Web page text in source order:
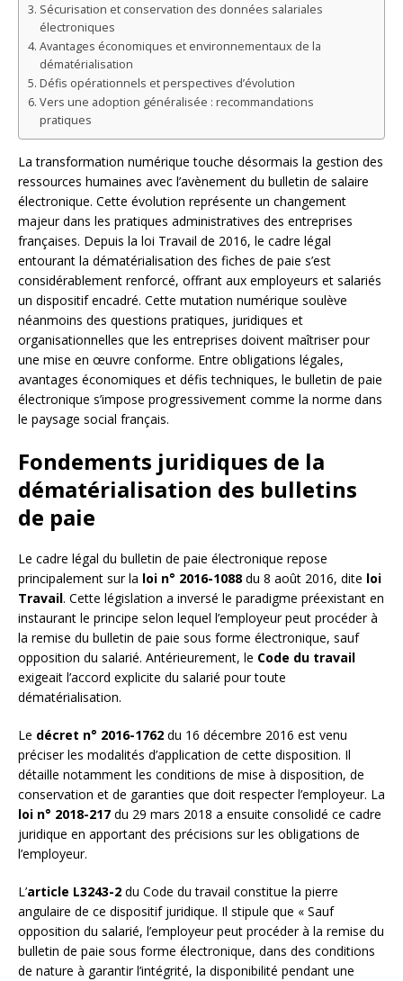
Sécurisation et conservation des données salariales
électroniques
Avantages économiques et environnementaux de la
dématérialisation
Défis opérationnels et perspectives d’évolution
Vers une adoption généralisée : recommandations
pratiques
La transformation numérique touche désormais la gestion des
ressources humaines avec l’avènement du bulletin de salaire
électronique. Cette évolution représente un changement
majeur dans les pratiques administratives des entreprises
françaises. Depuis la loi Travail de 2016, le cadre légal
entourant la dématérialisation des fiches de paie s’est
considérablement renforcé, offrant aux employeurs et salariés
un dispositif encadré. Cette mutation numérique soulève
néanmoins des questions pratiques, juridiques et
organisationnelles que les entreprises doivent maîtriser pour
une mise en œuvre conforme. Entre obligations légales,
avantages économiques et défis techniques, le bulletin de paie
électronique s’impose progressivement comme la norme dans
le paysage social français.
Fondements juridiques de la
dématérialisation des bulletins
de paie
Le cadre légal du bulletin de paie électronique repose
principalement sur la loi n° 2016-1088 du 8 août 2016, dite loi
Travail. Cette législation a inversé le paradigme préexistant en
instaurant le principe selon lequel l’employeur peut procéder à
la remise du bulletin de paie sous forme électronique, sauf
opposition du salarié. Antérieurement, le Code du travail
exigeait l’accord explicite du salarié pour toute
dématérialisation.
Le décret n° 2016-1762 du 16 décembre 2016 est venu
préciser les modalités d’application de cette disposition. Il
détaille notamment les conditions de mise à disposition, de
conservation et de garanties que doit respecter l’employeur. La
loi n° 2018-217 du 29 mars 2018 a ensuite consolidé ce cadre
juridique en apportant des précisions sur les obligations de
l’employeur.
L’article L3243-2 du Code du travail constitue la pierre
angulaire de ce dispositif juridique. Il stipule que « Sauf
opposition du salarié, l’employeur peut procéder à la remise du
bulletin de paie sous forme électronique, dans des conditions
de nature à garantir l’intégrité, la disponibilité pendant une